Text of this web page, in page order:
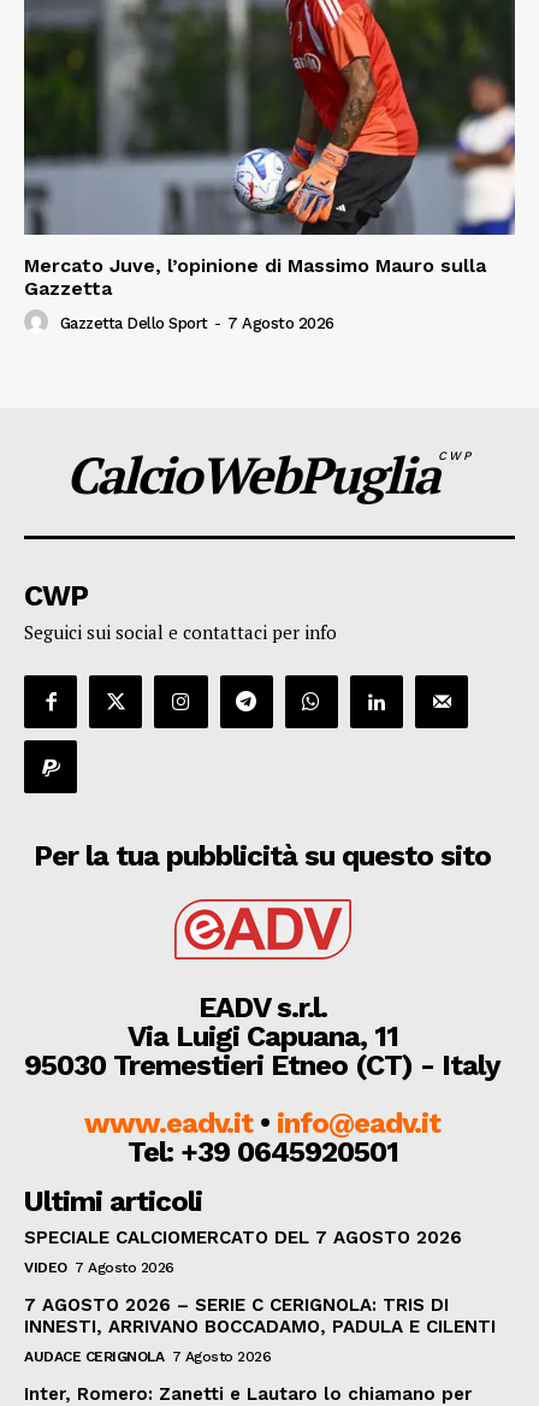
Mercato Juve, l’opinione di Massimo Mauro sulla
Gazzetta
Gazzetta Dello Sport - 7 Agosto 2026
CalcioWebPugliaCWP
CWP
Seguici sui social e contattaci per info
Per la tua pubblicità su questo sito
EADV s.r.l.
Via Luigi Capuana, 11
95030 Tremestieri Etneo (CT) - Italy
www.eadv.it• info@eadv.it
Tel: +39 0645920501
Ultimi articoli
SPECIALE CALCIOMERCATO DEL 7 AGOSTO 2026
VIDEO 7 Agosto 2026
7 AGOSTO 2026 – SERIE C CERIGNOLA: TRIS DI
INNESTI, ARRIVANO BOCCADAMO, PADULA E CILENTI
AUDACE CERIGNOLA 7 Agosto 2026
Inter, Romero: Zanetti e Lautaro lo chiamano per